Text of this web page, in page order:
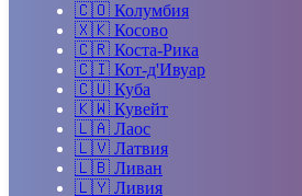
🇨🇴 Колумбия
🇽🇰 Косово
🇨🇷 Коста-Рика
🇨🇮 Кот-д'Ивуар
🇨🇺 Куба
🇰🇼 Кувейт
🇱🇦 Лаос
🇱🇻 Латвия
🇱🇧 Ливан
🇱🇾 Ливия